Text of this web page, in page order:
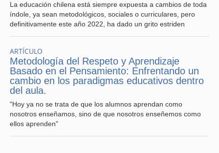
de elitismo. Es reconocer que cada estudiante tiene
derecho a una formación de calidad, desafiante y
transformadora. La excelencia se convierte en una forma
de justicia cuando no se reserva para unos pocos, sino
que se democratiza sin bajar los estándares.
Los Liceos Bicentenario, con la inversión adecuada, el
acompañamiento técnico-pedagógico constante, y una
mirada política de largo plazo, pueden ser motores reales
de movilidad social, especialmente en regiones, sectores
rurales y comunas periféricas, donde muchas veces se
concentra el abandono del Estado.
Como plantea Denise Vaillant (2016), experta en política
La educación chilena está siempre expuesta a cambios de toda
índole, ya sean metodológicos, sociales o curriculares, pero
definitivamente este año 2022, ha dado un grito estriden
ARTÍCULO
Metodología del Respeto y Aprendizaje
Basado en el Pensamiento: Enfrentando un
cambio en los paradigmas educativos dentro
del aula.
"Hoy ya no se trata de que los alumnos aprendan como
nosotros enseñamos, sino de que nosotros enseñemos como
ellos aprenden"